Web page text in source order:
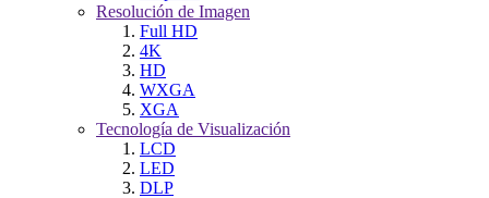
Resolución de Imagen
Full HD
4K
HD
WXGA
XGA
Tecnología de Visualización
LCD
LED
DLP